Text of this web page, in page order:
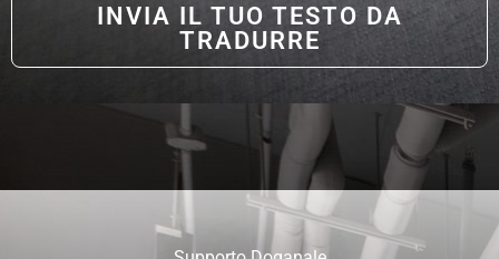
INVIA IL TUO TESTO DA
TRADURRE